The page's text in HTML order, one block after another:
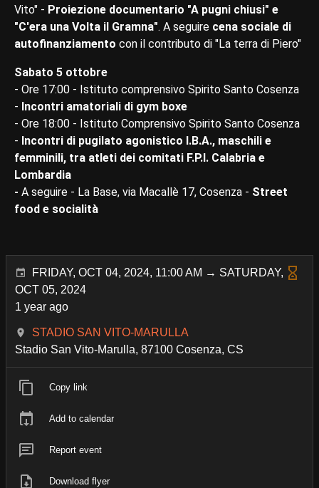
Vito" - Proiezione documentario "A pugni chiusi" e
"C'era una Volta il Gramna". A seguire cena sociale di
autofinanziamento con il contributo di "La terra di Piero"
Sabato 5 ottobre
- Ore 17:00 - Istituto comprensivo Spirito Santo Cosenza
- Incontri amatoriali di gym boxe
- Ore 18:00 - Istituto Comprensivo Spirito Santo Cosenza
- Incontri di pugilato agonistico I.B.A., maschili e
femminili, tra atleti dei comitati F.P.I. Calabria e
Lombardia
- A seguire - La Base, via Macallè 17, Cosenza - Street
food e socialità
FRIDAY, OCT 04, 2024, 11:00 AM → SATURDAY,
OCT 05, 2024
1 year ago
STADIO SAN VITO-MARULLA
Stadio San Vito-Marulla, 87100 Cosenza, CS
Copy link
Add to calendar
Report event
Download flyer